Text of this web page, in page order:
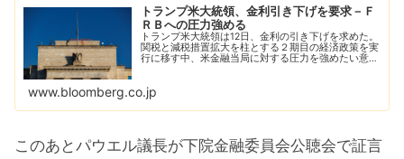
トランプ米大統領、金利引き下げを要求－Ｆ
ＲＢへの圧力強める
トランプ米大統領は12日、金利の引き下げを求めた。
関税と減税措置拡大を柱とする２期目の経済政策を実
行に移す中、米金融当局に対する圧力を強めたい意向
www.bloomberg.co.jp
このあとパウエル議長が下院金融委員会公聴会で証言